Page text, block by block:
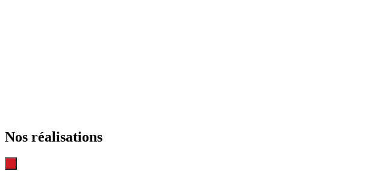
Nos réalisations